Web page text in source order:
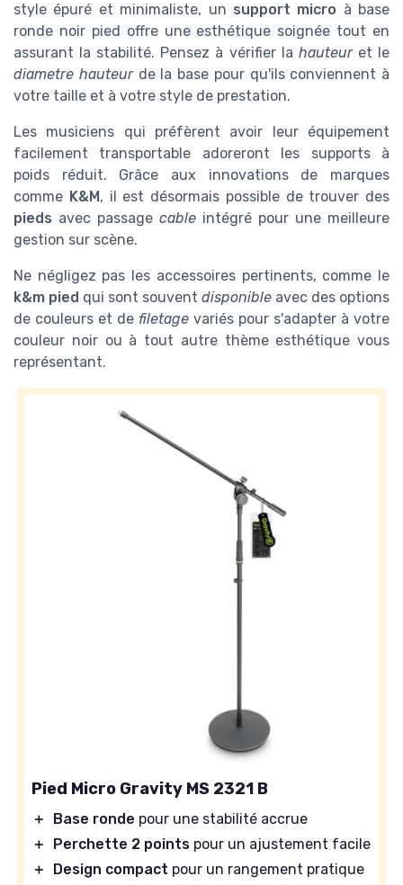
style épuré et minimaliste, un support micro à base
ronde noir pied offre une esthétique soignée tout en
assurant la stabilité. Pensez à vérifier la hauteuret le
diametre hauteurde la base pour qu'ils conviennent à
votre taille et à votre style de prestation.
Les musiciens qui préfèrent avoir leur équipement
facilement transportable adoreront les supports à
poids réduit. Grâce aux innovations de marques
comme K&M , il est désormais possible de trouver des
pieds avec passage cable intégré pour une meilleure
gestion sur scène.
Ne négligez pas les accessoirespertinents, comme le
k&m pied qui sont souvent disponible avec des options
de couleurs et de filetage variés pour s'adapter à votre
couleur noirou à tout autre thème esthétique vous
représentant.
Pied Micro Gravity MS 2321 B
＋ Base ronde pour une stabilité accrue
＋
Perchette 2 points pour un ajustement facile
＋
Design compact pour un rangement pratique